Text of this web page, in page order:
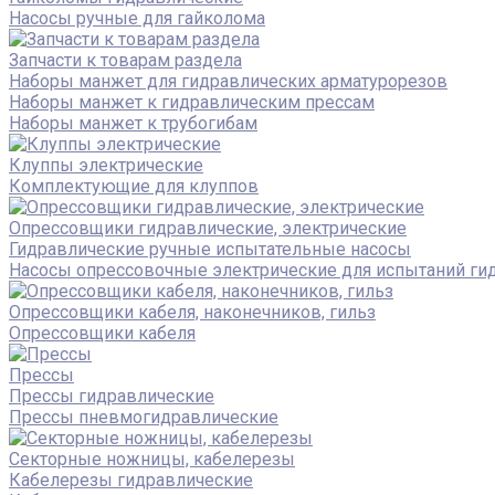
Насосы ручные для гайколома
Запчасти к товарам раздела
Наборы манжет для гидравлических арматурорезов
Наборы манжет к гидравлическим прессам
Наборы манжет к трубогибам
Клуппы электрические
Комплектующие для клуппов
Опрессовщики гидравлические, электрические
Гидравлические ручные испытательные насосы
Насосы опрессовочные электрические для испытаний
Опрессовщики кабеля, наконечников, гильз
Опрессовщики кабеля
Прессы
Прессы гидравлические
Прессы пневмогидравлические
Секторные ножницы, кабелерезы
Кабелерезы гидравлические